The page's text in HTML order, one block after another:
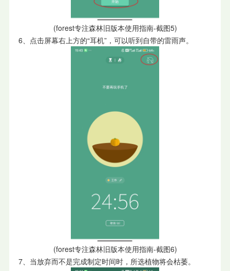
(forest专注森林旧版本使用指南-截图5)
6、点击屏幕右上方的“耳机”，可以听到自带的雷雨声。
(forest专注森林旧版本使用指南-截图6)
7、当放弃而不是完成制定时间时，所选植物将会枯萎。